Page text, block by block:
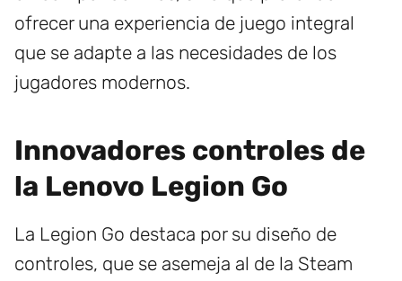
ofrecer una experiencia de juego integral
que se adapte a las necesidades de los
jugadores modernos.
Innovadores controles de
la Lenovo Legion Go
La Legion Go destaca por su diseño de
controles, que se asemeja al de la Steam